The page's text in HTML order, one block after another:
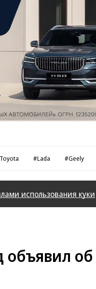
#Lada #Geely
использования куки
объявил